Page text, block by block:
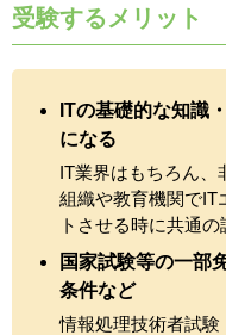
受験するメリット
ITの基礎的な知識
になる
IT業界はもちろん、
組織や教育機関でIT
トさせる時に共通
国家試験等の一部
条件など
情報処理技術者試